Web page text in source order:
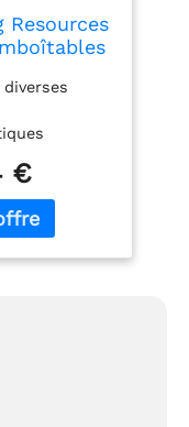
Resources
10
cm de côté
€